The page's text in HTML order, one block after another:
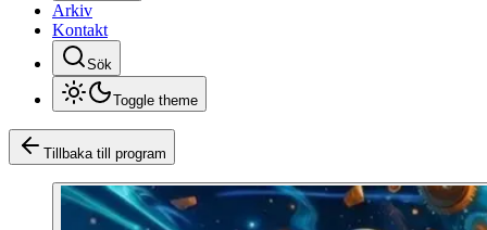
Arkiv
Kontakt
Sök
Toggle theme
Tillbaka till program